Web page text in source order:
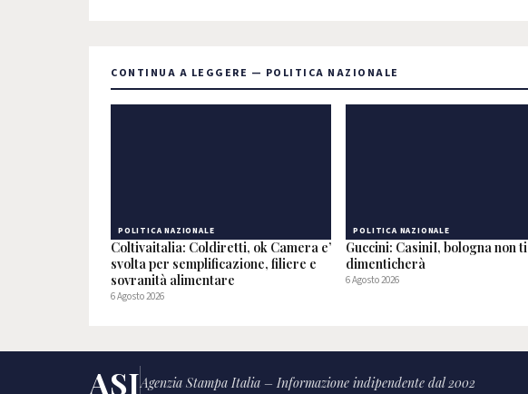
CONTINUA A LEGGERE — POLITICA NAZIONALE
POLITICA NAZIONALE
Coltivaitalia: Coldiretti, ok Camera e’
svolta per semplificazione, filiere e
sovranità alimentare
6 Agosto 2026
POLITICA NAZIONALE
Guccini: CasiniI, bologna non ti
dimenticherà
6 Agosto 2026
ASIAgenzia Stampa Italia – Informazione indipendente dal 2002